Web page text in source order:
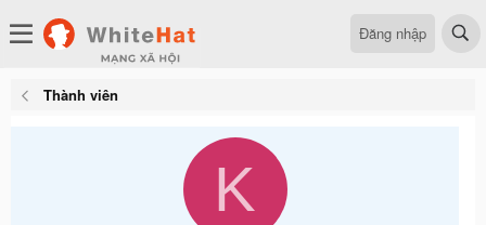
Đăng nhập
Thành viên
K